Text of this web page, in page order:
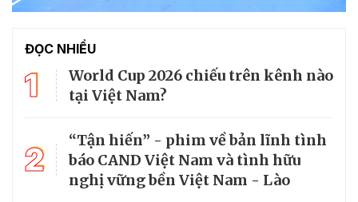
ĐỌC NHIỀU
1
World Cup 2026 chiếu trên kênh nào
tại Việt Nam?
2
“Tận hiến” - phim về bản lĩnh tình
báo CAND Việt Nam và tình hữu
nghị vững bền Việt Nam - Lào